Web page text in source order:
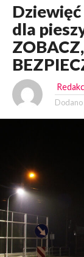
dla
Dodano